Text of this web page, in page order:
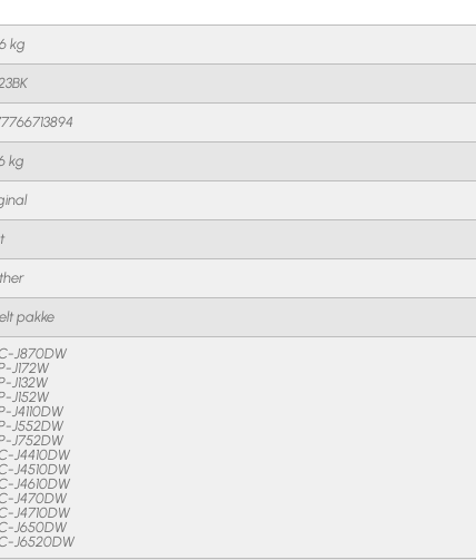
kg
kg
pakke
J870DW
J172W
J132W
J152W
J4110DW
J552DW
J752DW
J4410DW
J4510DW
J4610DW
J470DW
J4710DW
J650DW
J6520DW